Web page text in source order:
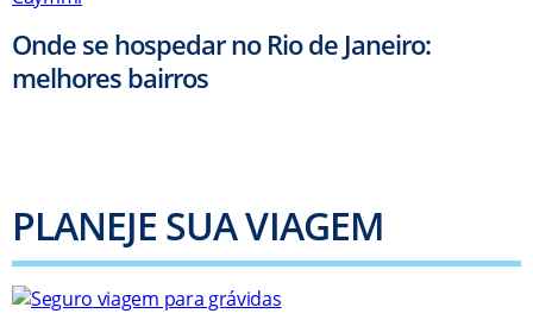
Onde se hospedar no Rio de Janeiro:
melhores bairros
PLANEJE SUA VIAGEM